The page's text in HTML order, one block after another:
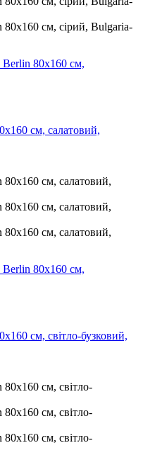
см, салатовий,
см, світло-бузковий,